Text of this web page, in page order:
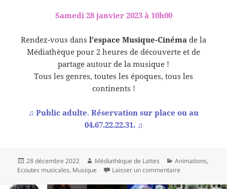
Samedi 28 janvier 2023 à 10h00
Rendez-vous dans l’espace Musique-Cinéma de la
Médiathèque pour 2 heures de découverte et de
partage autour de la musique !
Tous les genres, toutes les époques, tous les
continents !
♫ Public adulte. Réservation sur place ou au
04.67.22.22.31.♫
Publié
le
28 décembre 2022 Auteur
Médiathèque de Lattes Catégories
Animations,
Ecoutes musicales, Musique Laisser un commentaire